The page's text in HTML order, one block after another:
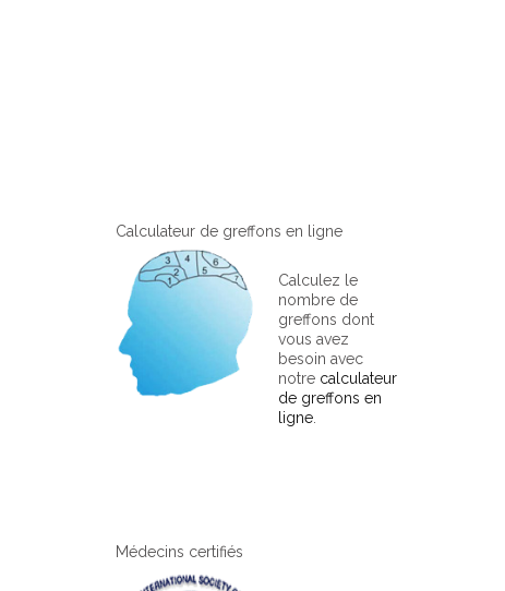
Calculateur de greffons en ligne
Calculez le
nombre de
greffons dont
vous avez
besoin avec
notre calculateur
de greffons en
ligne
Médecins certifiés